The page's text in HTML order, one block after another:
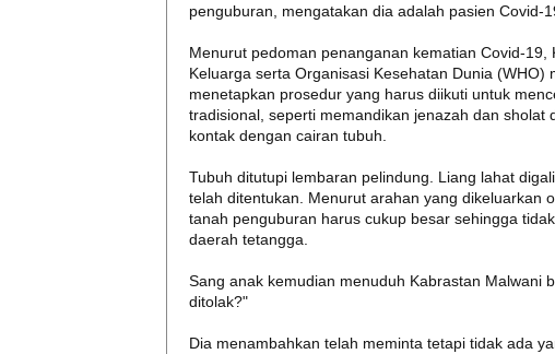
penguburan, mengatakan dia adalah pasien Covid-
Menurut pedoman penanganan kematian Covid-
Keluarga serta Organisasi Kesehatan Dunia
menetapkan prosedur yang harus diikuti untuk
tradisional, seperti memandikan jenazah dan
kontak dengan cairan tubuh.
Tubuh ditutupi lembaran pelindung. Liang lahat
telah ditentukan. Menurut arahan yang dikeluarkan
tanah penguburan harus cukup besar sehingga
daerah tetangga.
Sang anak kemudian menuduh Kabrastan Malwani
ditolak?"
Dia menambahkan telah meminta tetapi tidak ada